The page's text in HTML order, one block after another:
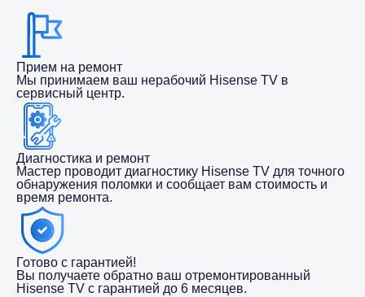
Прием на ремонт
Мы принимаем ваш нерабочий Hisense TV в
сервисный центр.
Диагностика и ремонт
Мастер проводит диагностику Hisense TV для точного
обнаружения поломки и сообщает вам стоимость и
время ремонта.
Готово с гарантией!
Вы получаете обратно ваш отремонтированный
Hisense TV с гарантией до 6 месяцев.